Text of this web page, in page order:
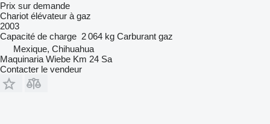
Prix sur demande
Chariot élévateur à gaz
2003
Capacité de charge 2 064 kg Carburant gaz
Mexique, Chihuahua
Maquinaria Wiebe Km 24 Sa
Contacter le vendeur